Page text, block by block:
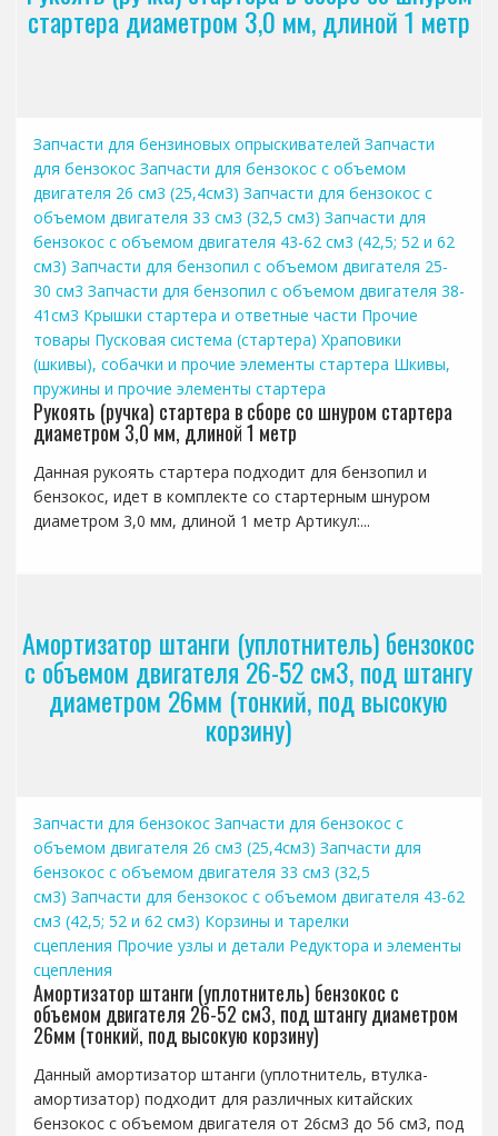
стартера диаметром 3,0 мм, длиной 1 метр
Запчасти для бензиновых опрыскивателей Запчасти
для бензокос Запчасти для бензокос с объемом
двигателя 26 см3 (25,4см3) Запчасти для бензокос с
объемом двигателя 33 см3 (32,5 см3) Запчасти для
бензокос с объемом двигателя 43-62 см3 (42,5; 52 и 62
см3) Запчасти для бензопил с объемом двигателя 25-
30 см3 Запчасти для бензопил с объемом двигателя 38-
41см3 Крышки стартера и ответные части Прочие
товары Пусковая система (стартера) Храповики
(шкивы), собачки и прочие элементы стартера Шкивы,
пружины и прочие элементы стартера
Рукоять (ручка) стартера в сборе со шнуром стартера
диаметром 3,0 мм, длиной 1 метр
Данная рукоять стартера подходит для бензопил и
бензокос, идет в комплекте со стартерным шнуром
диаметром 3,0 мм, длиной 1 метр Артикул:...
Амортизатор штанги (уплотнитель) бензокос
с объемом двигателя 26-52 см3, под штангу
диаметром 26мм (тонкий, под высокую
корзину)
Запчасти для бензокос Запчасти для бензокос с
объемом двигателя 26 см3 (25,4см3) Запчасти для
бензокос с объемом двигателя 33 см3 (32,5
см3) Запчасти для бензокос с объемом двигателя 43-62
см3 (42,5; 52 и 62 см3) Корзины и тарелки
сцепления Прочие узлы и детали Редуктора и элементы
сцепления
Амортизатор штанги (уплотнитель) бензокос с
объемом двигателя 26-52 см3, под штангу диаметром
26мм (тонкий, под высокую корзину)
Данный амортизатор штанги (уплотнитель, втулка-
амортизатор) подходит для различных китайских
бензокос с объемом двигателя от 26см3 до 56 см3, под